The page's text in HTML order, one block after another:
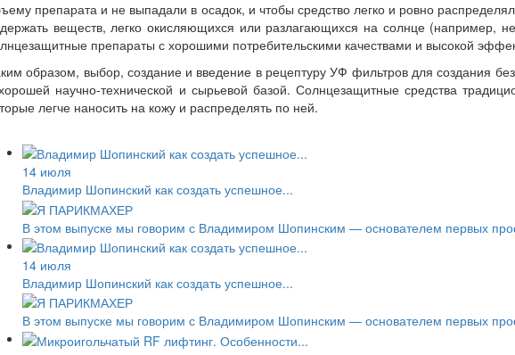
препарата и не выпадали в осадок, и чтобы средство легко и ровно
веществ, легко окисляющихся или разлагающихся на солнце (например,
препараты с хорошими потребительскими качествами и высокой
образом, выбор, создание и введение в рецептуру УФ фильтров для создания
научно-технической и сырьевой базой. Солнцезащитные средства
легче наносить на кожу и распределять по ней.
14 июля
Владимир Шопинский как создать успешное...
В этом выпуске мы говорим с Владимиром Шопинским — основателем первых
14 июля
Владимир Шопинский как создать успешное...
В этом выпуске мы говорим с Владимиром Шопинским — основателем первых